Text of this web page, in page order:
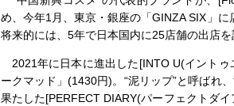
め、今年1月、東京・銀座の「GINZA SIX」
将来的には、5年で日本国内に25店舗の出店を
2021年に日本に進出した[INTO U(イントゥ
ークマッド」(1430円)。“泥リップ”と呼ばれ
果たした[PERFECT DIARY(パーフェクトダ